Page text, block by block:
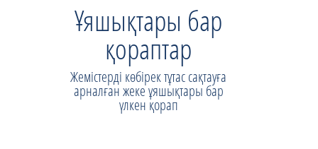
Ұяшықтары бар
қораптар
Жемістерді көбірек тұтас сақтауға
арналған жеке ұяшықтары бар
үлкен қорап